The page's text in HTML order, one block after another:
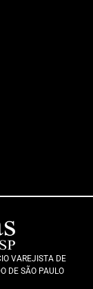
VAREJISTA DE
DE SÃO PAULO